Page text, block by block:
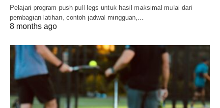
Pelajari program push pull legs untuk hasil maksimal mulai dari
pembagian latihan, contoh jadwal mingguan,…
8 months ago